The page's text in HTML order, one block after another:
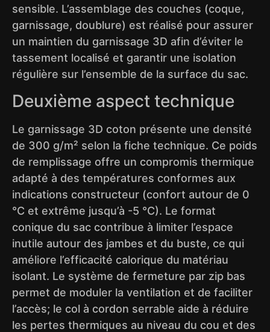
sensible. L’assemblage des couches (coque,
garnissage, doublure) est réalisé pour assurer
un maintien du garnissage 3D afin d’éviter le
tassement localisé et garantir une isolation
régulière sur l’ensemble de la surface du sac.
Deuxième aspect technique
Le garnissage 3D coton présente une densité
de 300 g/m² selon la fiche technique. Ce poids
de remplissage offre un compromis thermique
adapté à des températures conformes aux
indications constructeur (confort autour de 0
°C et extrême jusqu’à -5 °C). Le format
conique du sac contribue à limiter l’espace
inutile autour des jambes et du buste, ce qui
améliore l’efficacité calorique du matériau
isolant. Le système de fermeture par zip bas
permet de moduler la ventilation et de faciliter
l’accès; le col à cordon serrable aide à réduire
les pertes thermiques au niveau du cou et des